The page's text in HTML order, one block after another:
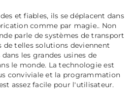
et fiables, ils se déplacent dans
comme par magie.. Non
parle de systèmes de transport
de telles solutions deviennent
les grandes usines de
le monde. La technologie est
conviviale et la programmation
assez facile pour l'utilisateur.